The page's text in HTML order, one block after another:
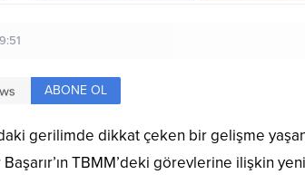
ABONE OL
gerilimde dikkat çeken bir gelişme
TBMM’deki görevlerine ilişkin yeni